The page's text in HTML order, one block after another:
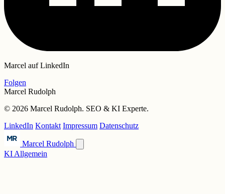
Marcel auf LinkedIn
Folgen
Marcel Rudolph
© 2026 Marcel Rudolph. SEO & KI Experte.
LinkedIn Kontakt Impressum Datenschutz
Marcel Rudolph
KI Allgemein